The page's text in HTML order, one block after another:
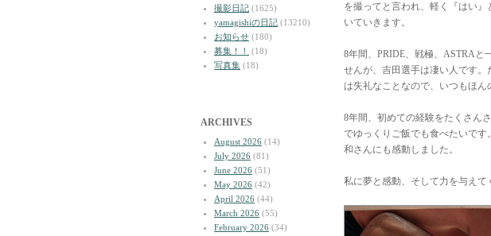
撮影日記 (1625)
yamagishiの日記 (13210)
お知らせ (180)
募集！！
(18)
写真集 (18)
ARCHIVES
August 2026 (14)
July 2026 (81)
June 2026 (51)
May 2026 (42)
April 2026 (44)
March 2026 (55)
February 2026 (34)
を撮ってと言われ、軽く『はい
いていきます。
8年間、PRIDE、戦極、ASTRAと
せんが、吉田選手は凄い人です
は失礼なことなので、いつもほん
8年間、初めての経験をたくさん
でゆっくりご飯でも食べたいで
和さんにも感動しました。
私に夢と感動、そして力を与えて